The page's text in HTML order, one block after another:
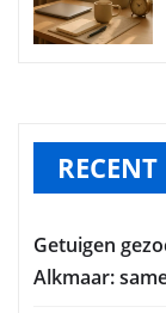
Getuigen
Alkmaar: